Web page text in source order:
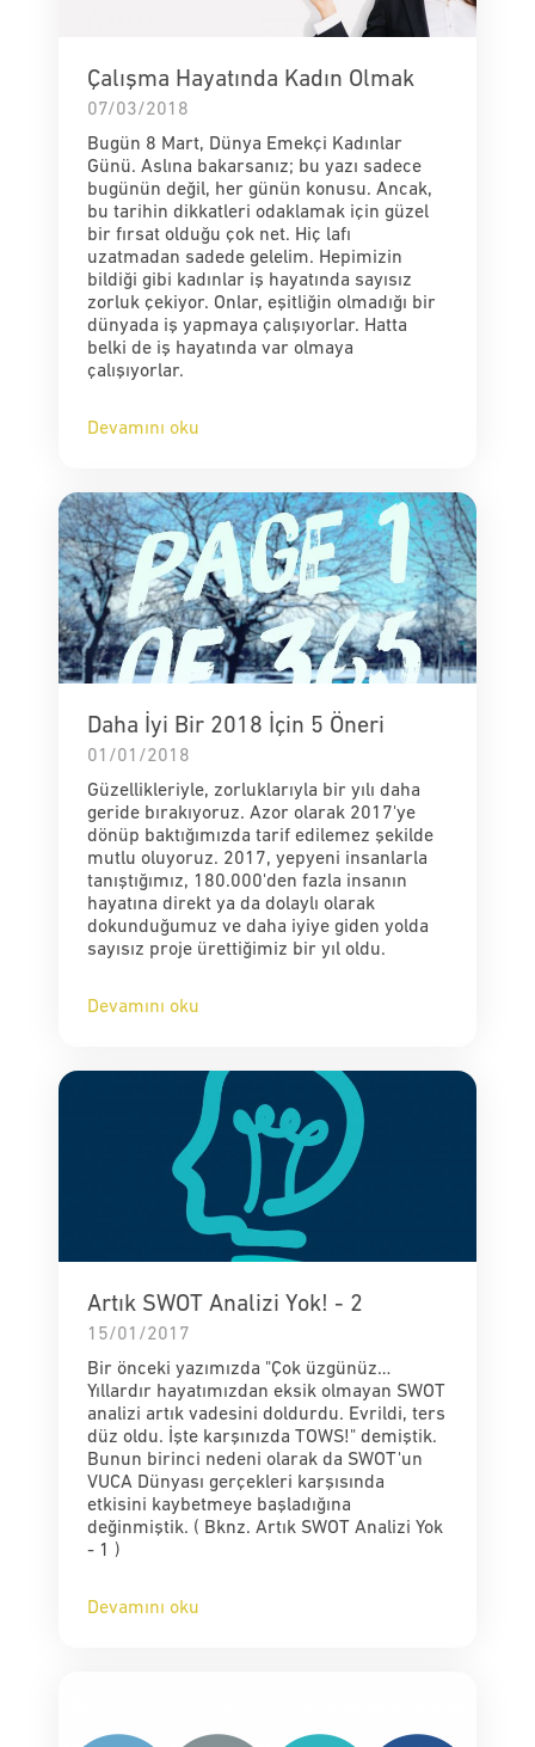
Çalışma Hayatında Kadın Olmak
07/03/2018
Bugün 8 Mart, Dünya Emekçi Kadınlar
Günü. Aslına bakarsanız; bu yazı sadece
bugünün değil, her günün konusu. Ancak,
bu tarihin dikkatleri odaklamak için güzel
bir fırsat olduğu çok net. Hiç lafı
uzatmadan sadede gelelim. Hepimizin
bildiği gibi kadınlar iş hayatında sayısız
zorluk çekiyor. Onlar, eşitliğin olmadığı bir
dünyada iş yapmaya çalışıyorlar. Hatta
belki de iş hayatında var olmaya
çalışıyorlar.
Devamını oku
Daha İyi Bir 2018 İçin 5 Öneri
01/01/2018
Güzellikleriyle, zorluklarıyla bir yılı daha
geride bırakıyoruz. Azor olarak 2017'ye
dönüp baktığımızda tarif edilemez şekilde
mutlu oluyoruz. 2017, yepyeni insanlarla
tanıştığımız, 180.000'den fazla insanın
hayatına direkt ya da dolaylı olarak
dokunduğumuz ve daha iyiye giden yolda
sayısız proje ürettiğimiz bir yıl oldu.
Devamını oku
Artık SWOT Analizi Yok! - 2
15/01/2017
Bir önceki yazımızda "Çok üzgünüz…
Yıllardır hayatımızdan eksik olmayan SWOT
analizi artık vadesini doldurdu. Evrildi, ters
düz oldu. İşte karşınızda TOWS!" demiştik.
Bunun birinci nedeni olarak da SWOT'un
VUCA Dünyası gerçekleri karşısında
etkisini kaybetmeye başladığına
değinmiştik. ( Bknz. Artık SWOT Analizi Yok
- 1 )
Devamını oku